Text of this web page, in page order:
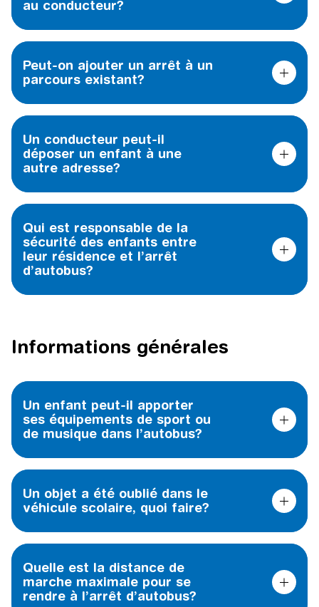
au conducteur?
Peut-on ajouter un arrêt à un
parcours existant?
Un conducteur peut-il
déposer un enfant à une
autre adresse?
Qui est responsable de la
sécurité des enfants entre
leur résidence et l’arrêt
d’autobus?
Informations générales
Un enfant peut-il apporter
ses équipements de sport ou
de musique dans l’autobus?
Un objet a été oublié dans le
véhicule scolaire, quoi faire?
Quelle est la distance de
marche maximale pour se
rendre à l’arrêt d’autobus?